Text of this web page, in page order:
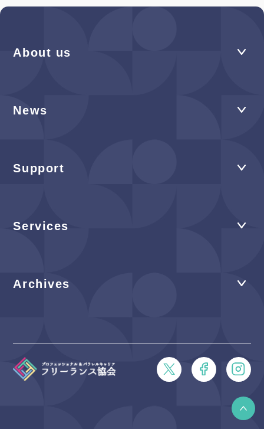
About us
News
Support
Services
Archives